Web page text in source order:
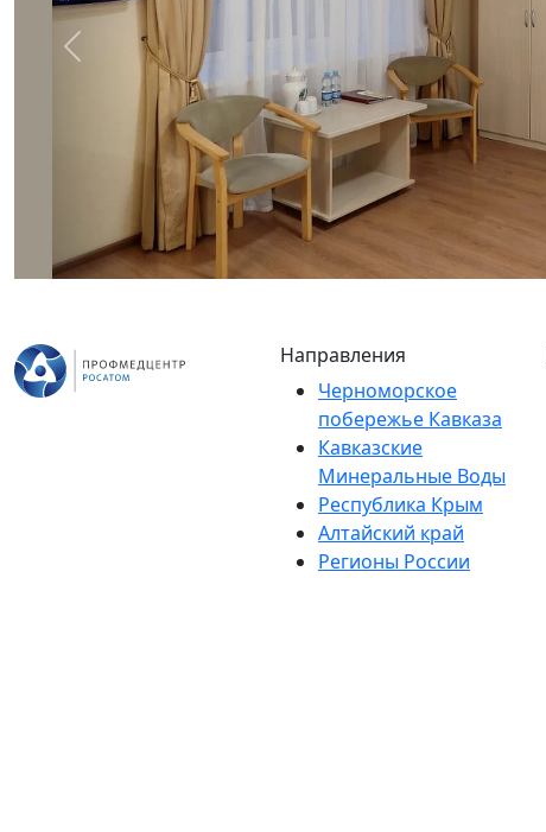
Предыдущий
Направления
Черноморское
побережье Кавказа
Кавказские
Минеральные Воды
Республика Крым
Алтайский край
Регионы России